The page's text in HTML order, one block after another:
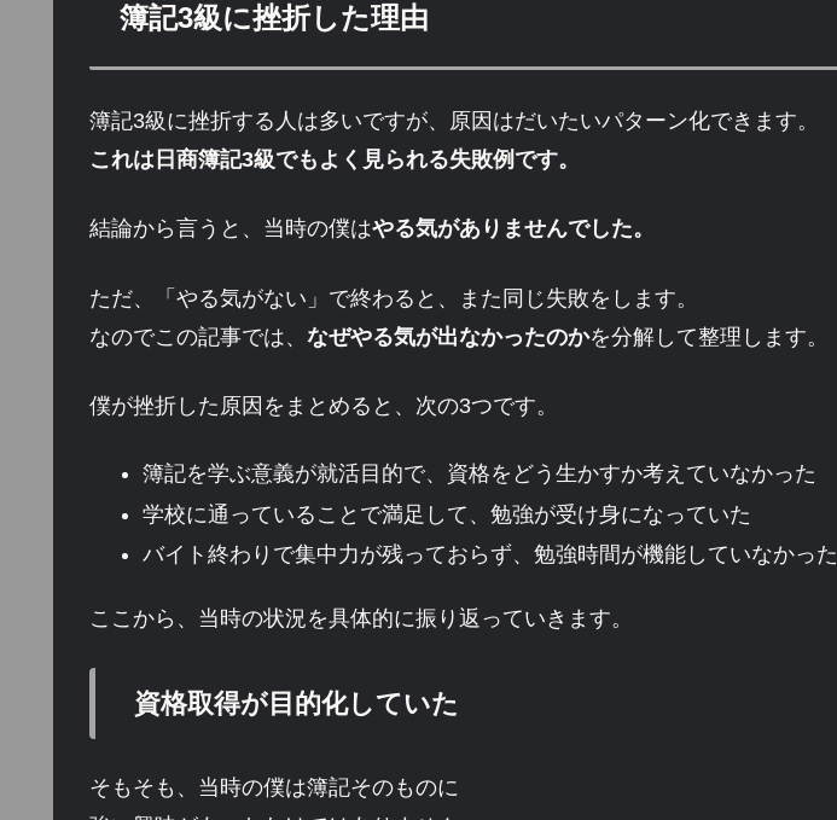
簿記3級に挫折した理由
簿記3級に挫折する人は多いですが、原因はだいたいパターン化できます。
これは日商簿記3級でもよく見られる失敗例です。
結論から言うと、当時の僕はやる気がありませんでした。
ただ、「やる気がない」で終わると、また同じ失敗をします。
なのでこの記事では、 なぜやる気が出なかったのかを分解して整理します。
僕が挫折した原因をまとめると、次の3つです。
簿記を学ぶ意義が就活目的で、資格をどう生かすか考えていなかった
学校に通っていることで満足して、勉強が受け身になっていた
バイト終わりで集中力が残っておらず、勉強時間が機能していなかった
ここから、当時の状況を具体的に振り返っていきます。
資格取得が目的化していた
そもそも、当時の僕は簿記そのものに